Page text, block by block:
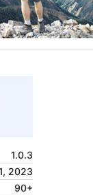
1.0.3
2023
90+